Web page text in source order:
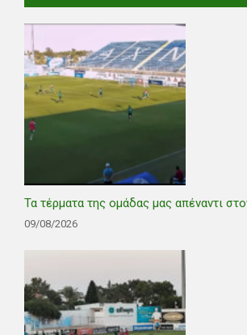
Τα τέρματα της ομάδας μας απέναντι
09/08/2026